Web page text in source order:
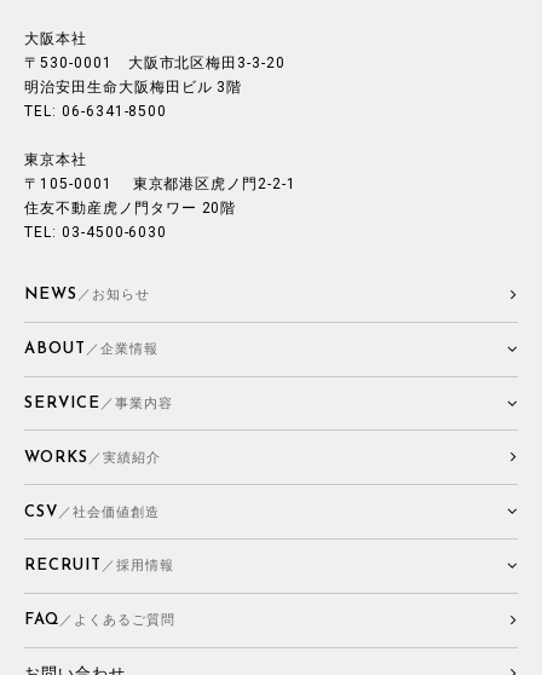
大阪本社
〒530-0001 大阪市北区梅田3-3-20
明治安田生命大阪梅田ビル 3階
TEL: 06-6341-8500
東京本社
〒105-0001 東京都港区虎ノ門2-2-1
住友不動産虎ノ門タワー 20階
TEL: 03-4500-6030
NEWS ／お知らせ
ABOUT ／企業情報
SERVICE ／事業内容
WORKS ／実績紹介
CSV ／社会価値創造
RECRUIT ／採用情報
FAQ ／よくあるご質問